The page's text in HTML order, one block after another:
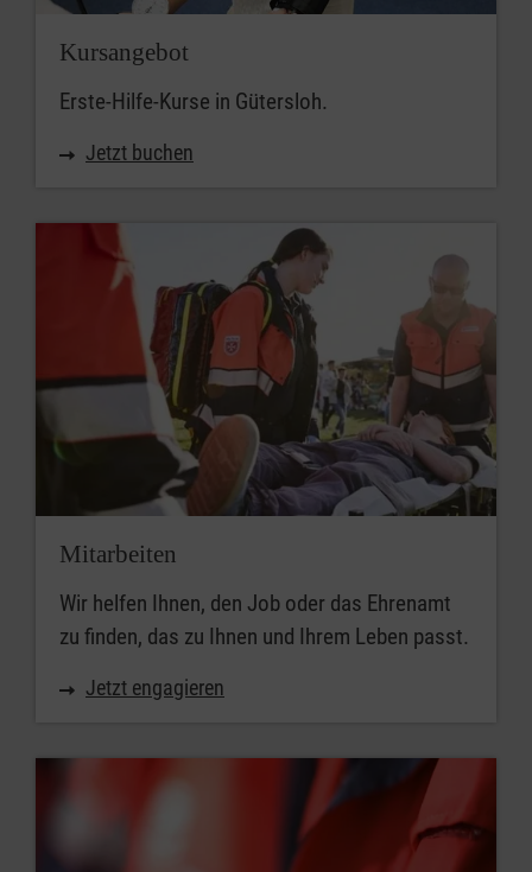
Kursangebot
Erste-Hilfe-Kurse in Gütersloh.
Jetzt buchen
Mitarbeiten
Wir helfen Ihnen, den Job oder das Ehrenamt
zu finden, das zu Ihnen und Ihrem Leben passt.
Jetzt engagieren